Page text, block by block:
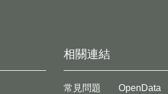
相關連結
常見問題
OpenData